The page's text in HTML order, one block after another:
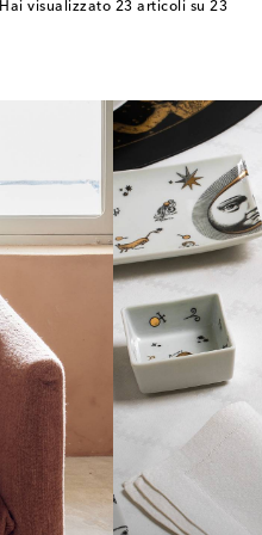
Hai visualizzato 23 articoli su 23